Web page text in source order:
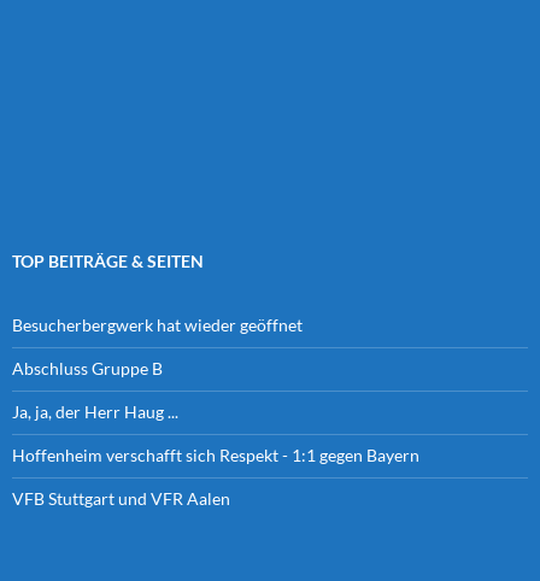
TOP BEITRÄGE & SEITEN
Besucherbergwerk hat wieder geöffnet
Abschluss Gruppe B
Ja, ja, der Herr Haug ...
Hoffenheim verschafft sich Respekt - 1:1 gegen Bayern
VFB Stuttgart und VFR Aalen